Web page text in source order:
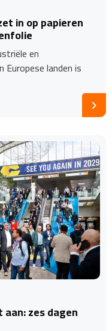
in op papieren
en
landen is
zes dagen